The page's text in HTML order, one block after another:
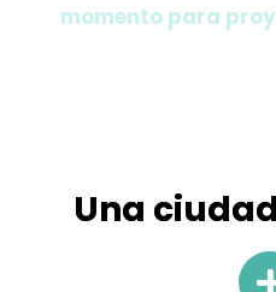
momento para
Una